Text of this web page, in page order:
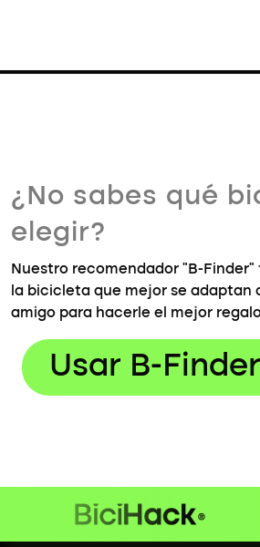
¿No sabes qué
elegir?
Nuestro recomendador "B-
la bicicleta que mejor se adaptan
amigo para hacerle el mejor
Usar B-Finder